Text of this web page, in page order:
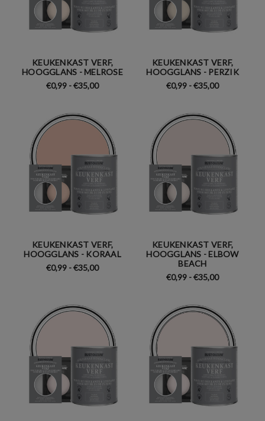
KEUKENKAST VERF,
HOOGGLANS - MELROSE
€0,99 - €35,00
KEUKENKAST VERF,
HOOGGLANS - PERZIK
€0,99 - €35,00
KEUKENKAST VERF,
HOOGGLANS - KORAAL
€0,99 - €35,00
KEUKENKAST VERF,
HOOGGLANS - ELBOW
BEACH
€0,99 - €35,00